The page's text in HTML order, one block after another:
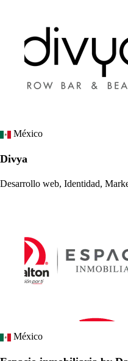
México
Divya
Desarrollo web, Identidad,
México